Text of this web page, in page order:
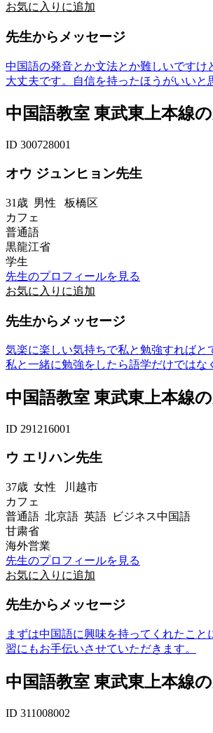
お気に入りに追加
先生からメッセージ
中国語の発音とか文法とか難しいです
大丈夫です。自信を持ったほうがいいと
中国語教室 東武東上本線
ID 300728001
オウ ジュンヒョン先生
31歳 男性 板橋区
カフェ
普通語
黒龍江省
学生
先生のプロフィールを見る
お気に入りに追加
先生からメッセージ
気楽に楽しい気持ちで私と勉強すればと
私と一緒に勉強をしたら語学だけでは
中国語教室 東武東上本線
ID 291216001
ウ エリハン先生
37歳 女性 川越市
カフェ
普通語 北京語 英語 ビジネス中国語
甘粛省
海外営業
先生のプロフィールを見る
お気に入りに追加
先生からメッセージ
まずは中国語に興味を持ってくれたこ
習にもお手伝いさせていただきます。
中国語教室 東武東上本線
ID 311008002